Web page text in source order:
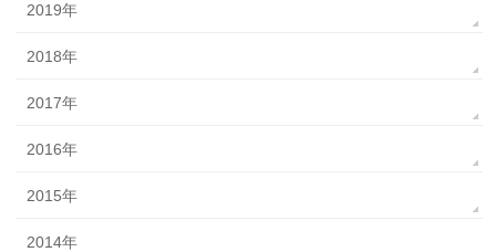
2019年
2018年
2017年
2016年
2015年
2014年